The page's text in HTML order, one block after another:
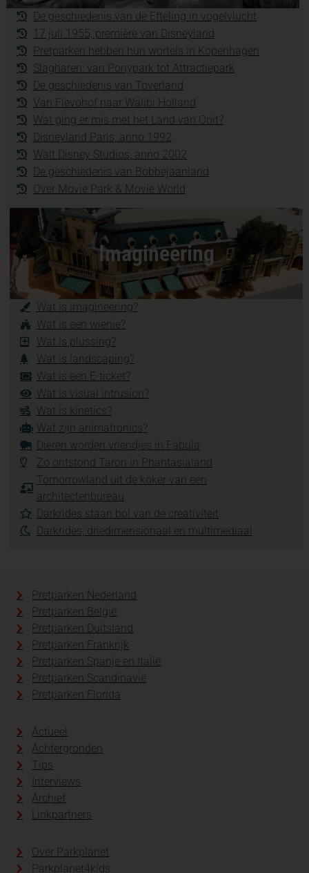
De geschiedenis van de Efteling in vogelvlucht
17 juli 1955, première van Disneyland
Pretparken hebben hun wortels in Kopenhagen
Slagharen: van Ponypark tot Attractiepark
De geschiedenis van Toverland
Van Flevohof naar Walibi Holland
Wat ging er mis met het Land van Ooit?
Disneyland Paris, anno 1992
Walt Disney Studios, anno 2002
De geschiedenis van Bobbejaanland
Over Movie Park & Movie World
Imagineering
Wat is imagineering?
Wat is een wienie?
Wat is plussing?
Wat is landscaping?
Wat is een E-ticket?
Wat is visual intrusion?
Wat is kinetics?
Wat zijn animatronics?
Dieren worden vriendjes in Fabula
Zo ontstond Taron in Phantasialand
Tomorrowland uit de koker van een
architectenbureau
Darkrides staan bol van de creativiteit
Darkrides, driedimensionaal en multimediaal
Pretparken Nederland
Pretparken België
Pretparken Duitsland
Pretparken Frankrijk
Pretparken Spanje en Italië
Pretparken Scandinavië
Pretparken Florida
Actueel
Achtergronden
Tips
Interviews
Archief
Linkpartners
Over Parkplanet
Parkplanet4kids